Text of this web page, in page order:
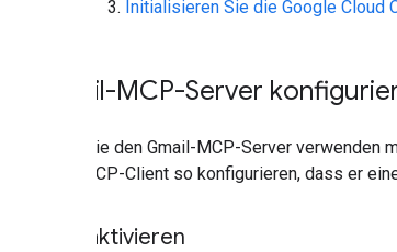
Initialisieren Sie die Google Cloud
Gmail-MCP-Server
Wenn Sie den Gmail-MCP-Server
Ihren MCP-Client so konfigurieren, dass er
APIs aktivieren